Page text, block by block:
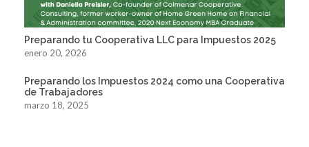
Preparando tu Cooperativa LLC para Impuestos 2025
enero 20, 2026
Preparando los Impuestos 2024 como una Cooperativa
de Trabajadores
marzo 18, 2025